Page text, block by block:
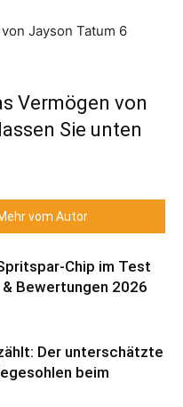
Jayson Tatum 6
Vermögen von
Sie unten
vom Autor
Chip im Test
Bewertungen 2026
Der unterschätzte
beim